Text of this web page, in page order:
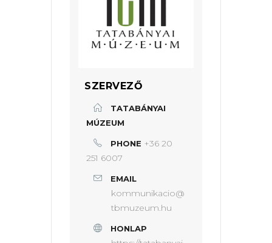
SZERVEZŐ
TATABÁNYAI
MÚZEUM
PHONE +36 20
251 6007
EMAIL
kommunikacio@
tbmuzeum.hu
HONLAP